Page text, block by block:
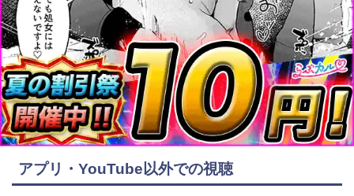
アプリ・YouTube以外での視聴